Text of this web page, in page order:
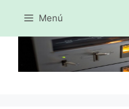
Saltar
al
contenido
Menú